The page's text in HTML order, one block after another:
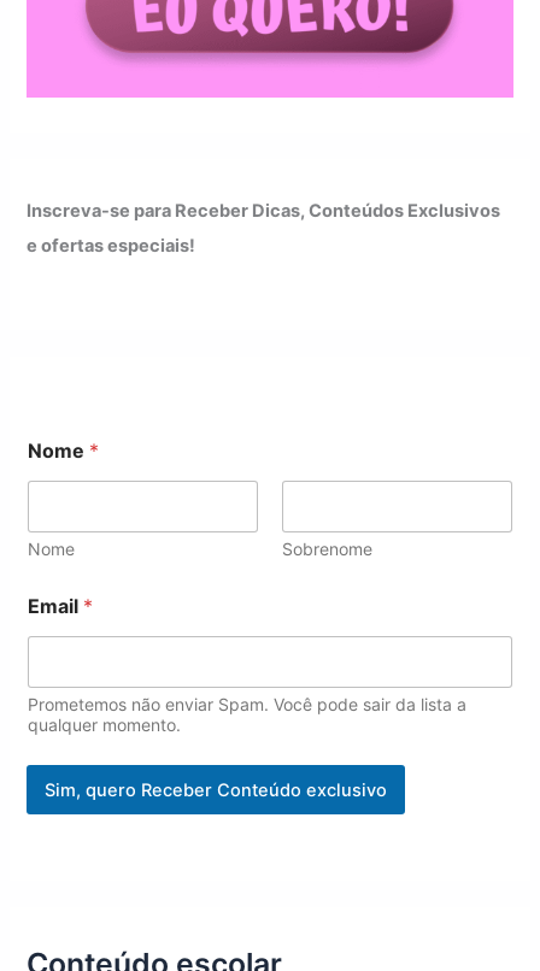
Inscreva-se para Receber Dicas, Conteúdos Exclusivos
e ofertas especiais!
*
E
a
i
Nome *
Nome Sobrenome
Email *
Prometemos não enviar Spam. Você pode sair da lista a
qualquer momento.
Sim, quero Receber Conteúdo exclusivo
Conteúdo escolar